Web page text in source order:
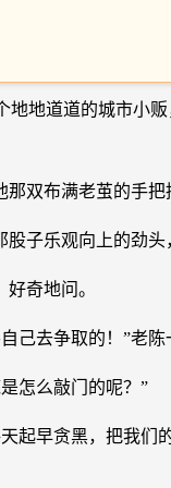
地道道的城市小
双布满老茧的手把
子乐观向上的劲头
奇地问。
去争取的！”老
怎么敲门的呢？”
起早贪黑，把我